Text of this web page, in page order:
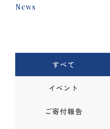
News
すべて
イベント
ご寄付報告